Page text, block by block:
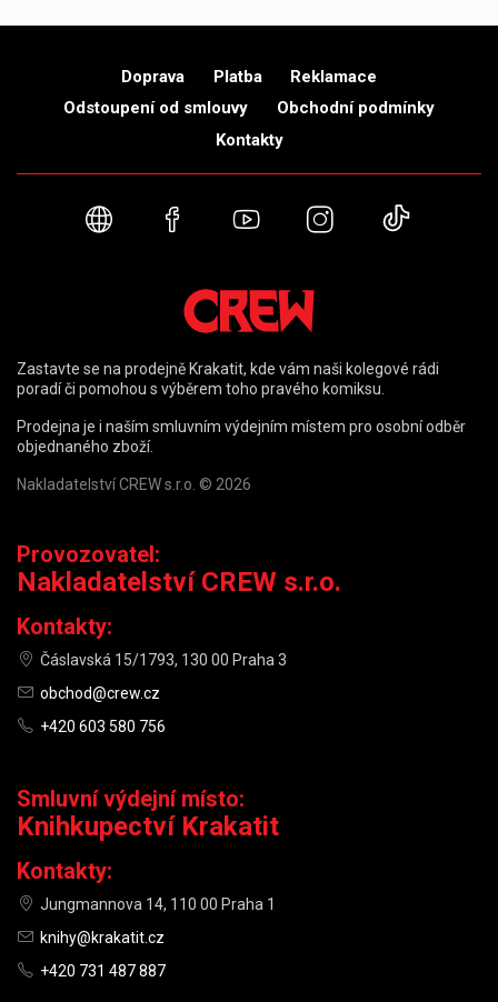
Doprava Platba
Reklamace
Odstoupení od smlouvy
Obchodní podmínky
Kontakty
Webové stránky
FacebookYouTubeInstagram
Zastavte se na prodejně Krakatit, kde vám naši kolegové rádi
poradí či pomohou s výběrem toho pravého komiksu.
Prodejna je i naším smluvním výdejním místem pro osobní odběr
objednaného zboží.
Nakladatelství CREW s.r.o. © 2026
Provozovatel:
Nakladatelství CREW s.r.o.
Kontakty:
Čáslavská 15/1793, 130 00 Praha 3
obchod@crew.cz
+420 603 580 756
Smluvní výdejní místo:
Knihkupectví Krakatit
Kontakty:
Jungmannova 14, 110 00 Praha 1
knihy@krakatit.cz
+420 731 487 887